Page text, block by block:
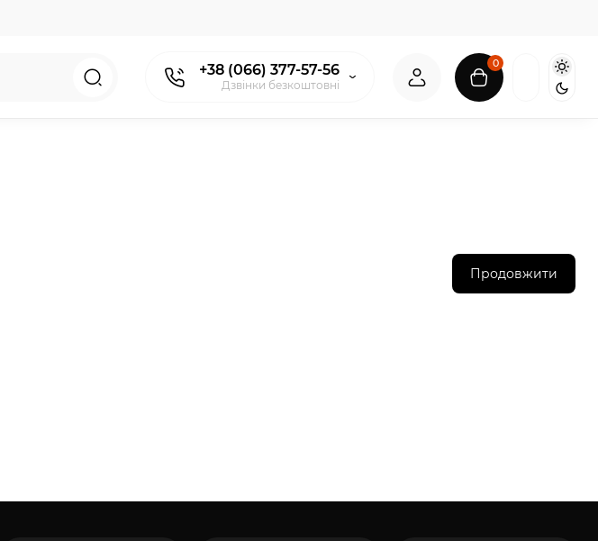
+38 (066) 377-57-56
Дзвінки безкоштовні
0
Продовжити